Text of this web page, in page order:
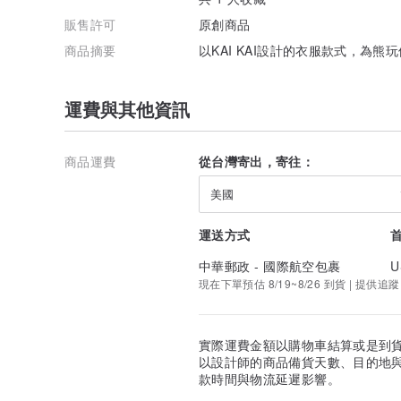
販售許可
原創商品
商品摘要
以KAI KAI設計的衣服款式，為熊
運費與其他資訊
商品運費 從台灣寄出，寄往：
美國
運送方式
中華郵政 - 國際航空包裹
現在下單預估 8/19~8/26 到貨 | 提供追蹤
實際運費金額以購物車結算或是到
以設計師的商品備貨天數、目的地
款時間與物流延遲影響。